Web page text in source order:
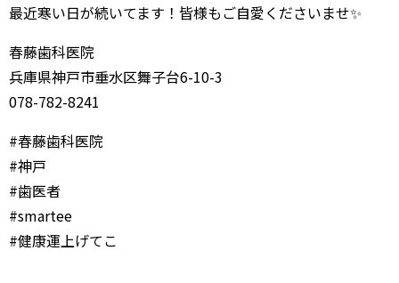
最近寒い日が続いてます！皆様もご自愛くださいませ✨
春藤歯科医院
兵庫県神戸市垂水区舞子台6-10-3
078-782-8241
#春藤歯科医院
#神戸
#歯医者
#smartee
#健康運上げてこ